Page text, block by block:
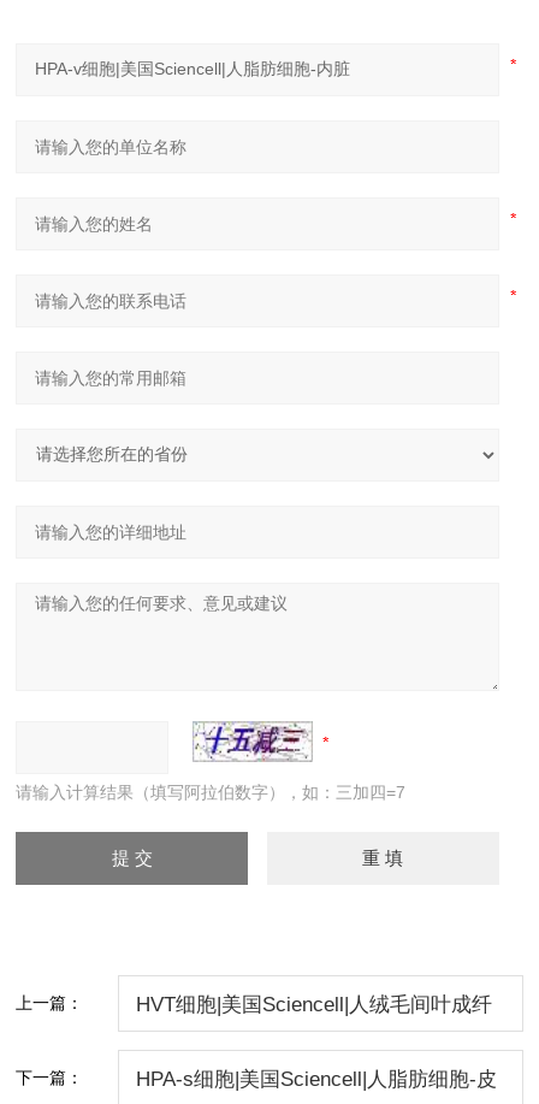
请输入计算结果（填写阿拉伯数字），如：三加四=7
上一篇： HVT细胞|美国Sciencell|人绒毛间叶成纤
下一篇： HPA-s细胞|美国Sciencell|人脂肪细胞-皮